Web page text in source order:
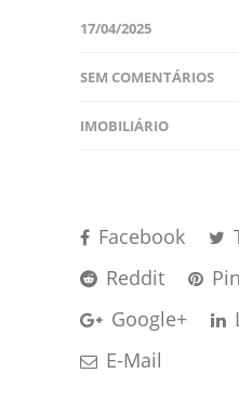
17/04/2025
SEM COMENTÁRIOS
IMOBILIÁRIO
Facebook
Reddit
Google+
E-Mail